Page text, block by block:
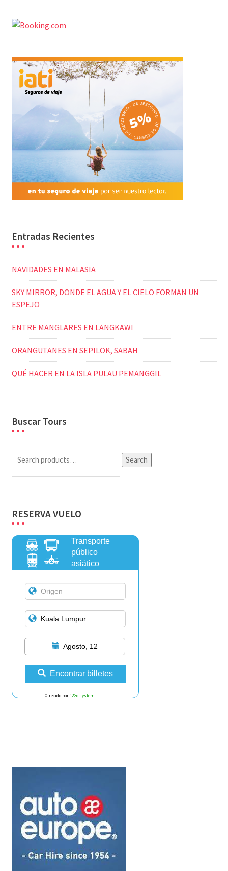
Entradas Recientes
NAVIDADES EN MALASIA
SKY MIRROR, DONDE EL AGUA Y EL CIELO FORMAN UN
ESPEJO
ENTRE MANGLARES EN LANGKAWI
ORANGUTANES EN SEPILOK, SABAH
QUÉ HACER EN LA ISLA PULAU PEMANGGIL
Buscar Tours
for:
Search
RESERVA VUELO
Transporte
público
asiático
Agosto, 12
Encontrar billetes
Ofrecido por 12Go system